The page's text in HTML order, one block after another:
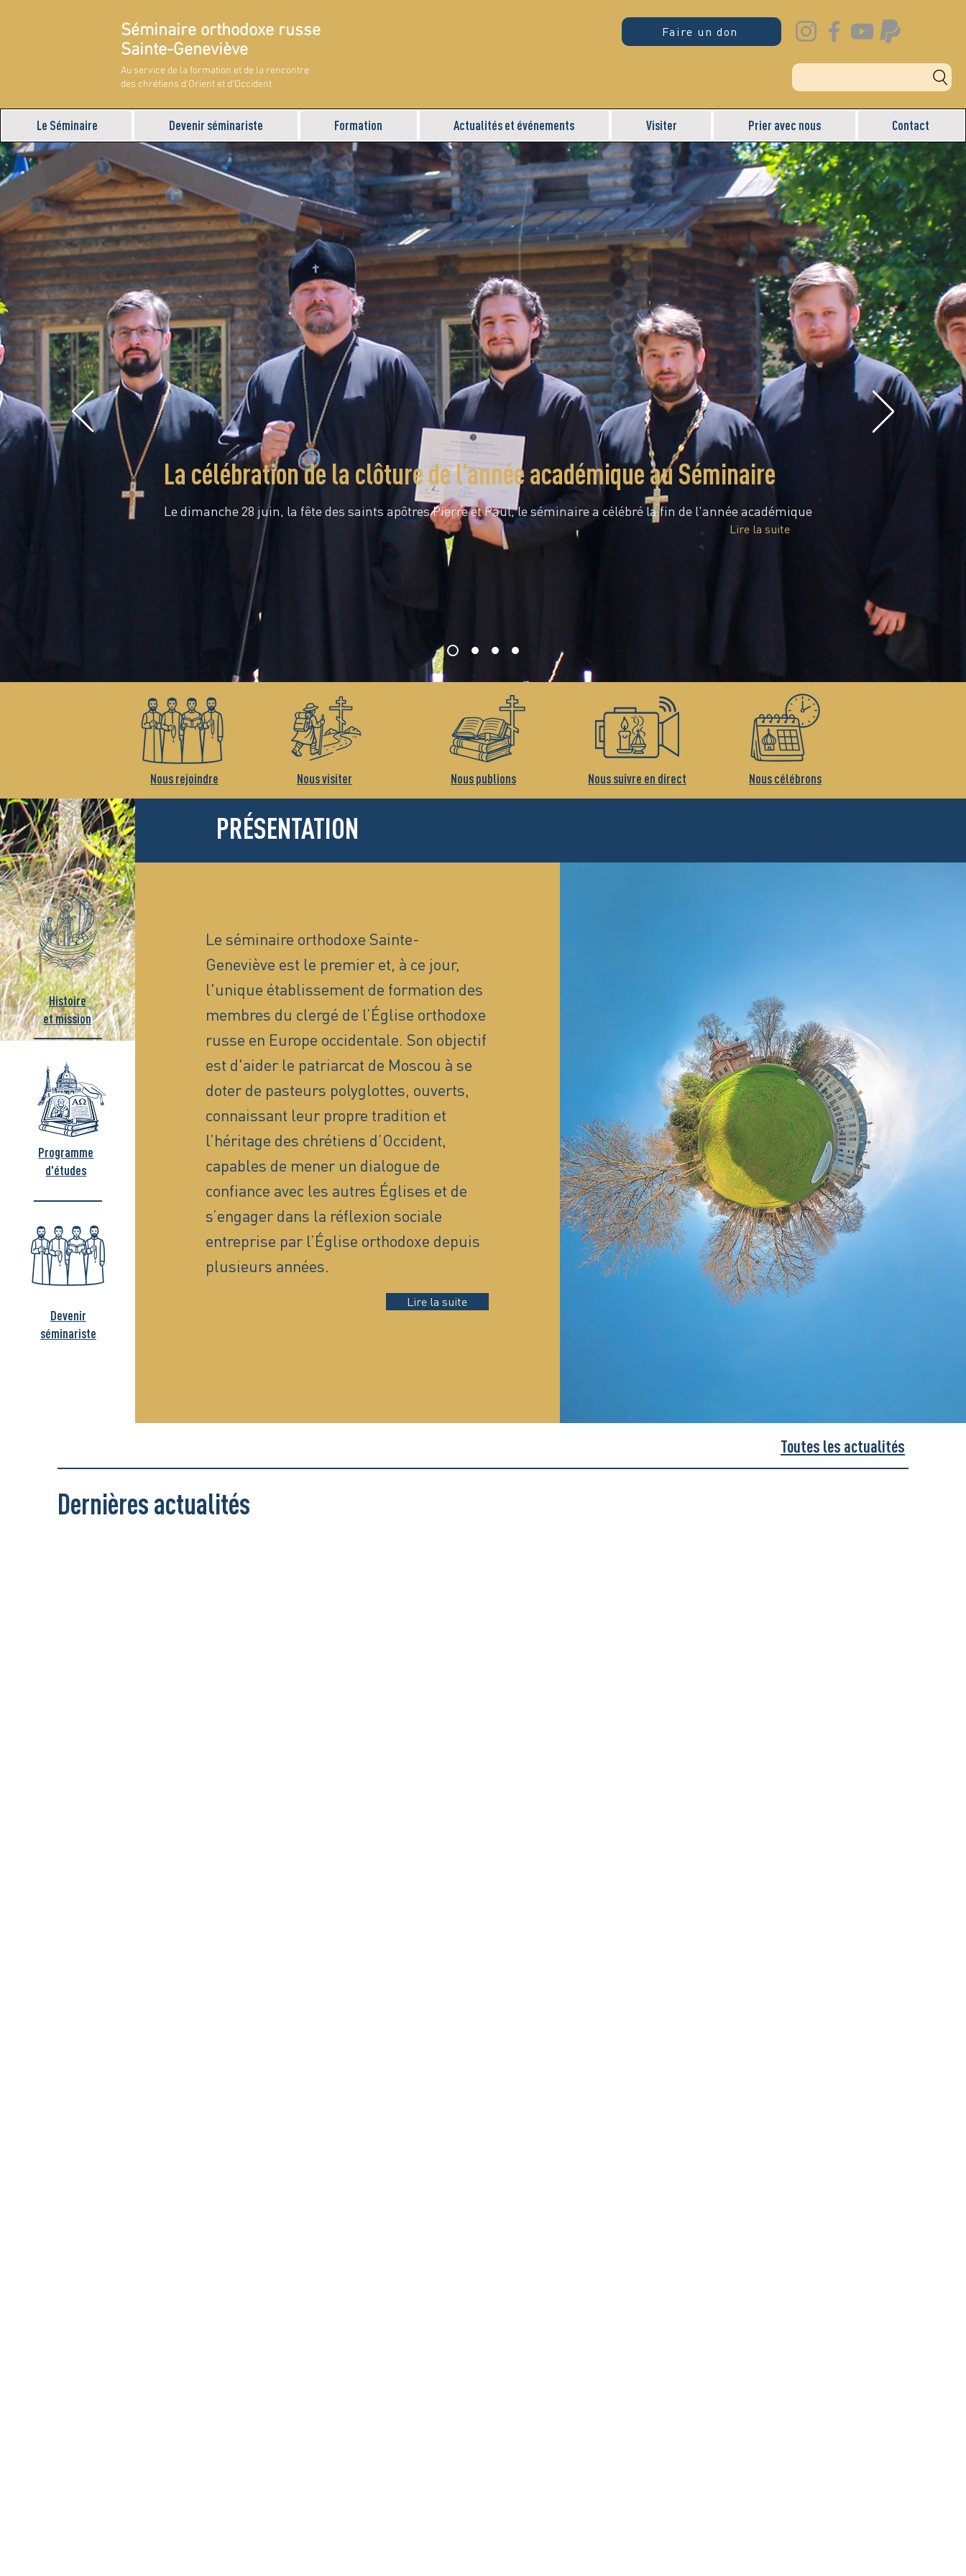
Séminaire orthodoxe russe
Sainte-Geneviève
Au service de la formation et de la rencontre
des chrétiens d'Orient et d'Occident
Faire un don
Le Séminaire Devenir séminariste Formation Actualités et événements Visiter Prier avec nous Contact
La célébration de la clôture de l’année académique au Séminaire
Le dimanche 28 juin, la fête des saints apôtres Pierre et Paul, le séminaire a célébré la fin de l'année académique
Lire la suite
Nous rejoindre Nous visiter Nous publions Nous suivre en direct Nous célébrons
PRÉSENTATION
Histoire
et mission
Programme
d'études
Devenir
séminariste
Le séminaire orthodoxe Sainte-
Geneviève est le premier et, à ce jour,
l'unique établissement de formation des
membres du clergé de l’Église orthodoxe
russe en Europe occidentale. Son objectif
est d'aider le patriarcat de Moscou à se
doter de pasteurs polyglottes, ouverts,
connaissant leur propre tradition et
l’héritage des chrétiens d’Occident,
capables de mener un dialogue de
confiance avec les autres Églises et de
s’engager dans la réflexion sociale
entreprise par l’Église orthodoxe depuis
plusieurs années.
Lire la suite
Toutes les actualités
Dernières actualités